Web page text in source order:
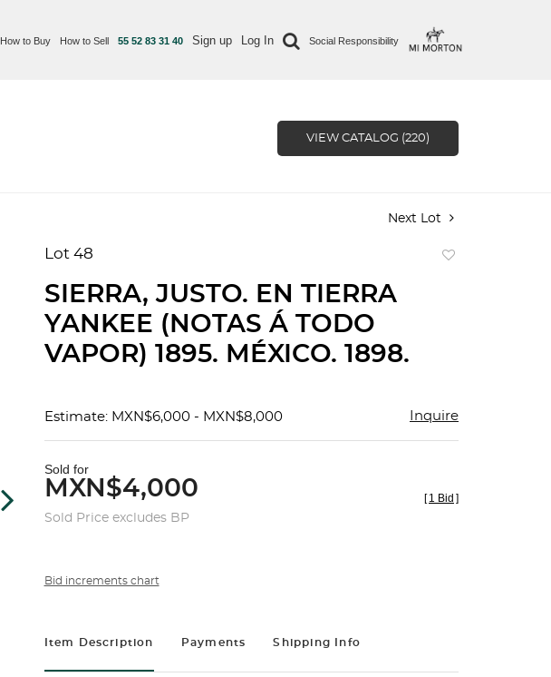
How to Buy How to Sell 55 52 83 31 40 Sign up Log In Social Responsibility
VIEW CATALOG (220)
Next Lot
Lot 48
SIERRA, JUSTO. EN TIERRA
YANKEE (NOTAS Á TODO
VAPOR) 1895. MÉXICO. 1898.
Estimate: MXN$6,000 - MXN$8,000 Inquire
Sold for
MXN$4,000
Sold Price excludes BP
[ 1 Bid ]
Bid increments chart
Item Description Payments Shipping Info